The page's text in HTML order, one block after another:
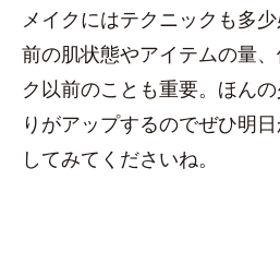
メイクにはテクニックも多
前の肌状態やアイテムの量
ク以前のことも重要。ほん
りがアップするのでぜひ明
してみてくださいね。